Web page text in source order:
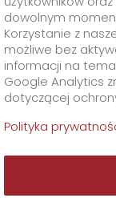
GO!Smart
GO!Life
Transport
Rozwiązania
Transport
GO! Food
GO!GMO
>
GO!
Usługi Dodatkowe
Specjalne
GO! Dry Ice
Klient
Materiały
dowolnym
Korzystanie z
możliwe bez
informacji na
Google Analytics
dotyczącej
Polityka